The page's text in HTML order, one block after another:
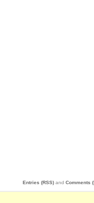
Entries (RSS) and Comments